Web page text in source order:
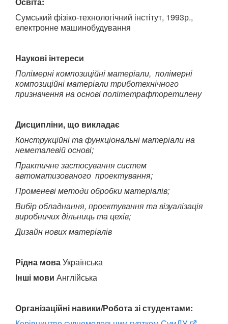
Сумський фізіко-технологічний інстітут, 1993р.,
електронне машинобудування
Наукові інтереси
Полімерні композиційні матеріали, полімерні
композиційні матеріали триботехнічного
призначення на основі політетрафторетилену
Дисципліни, що викладає
Конструкційні та функціональні матеріали на
неметалевій основі;
Практичне застосування систем
автоматизованого проектування;
Променеві методи обробки матеріалів;
Вибір обладнання, проектування та візуалізація
виробничих дільниць та цехів;
Дизайн нових матеріалів
Рідна моваУкраїнська
Інші мови Англійська
Організаційні навики/Робота зі студентами: